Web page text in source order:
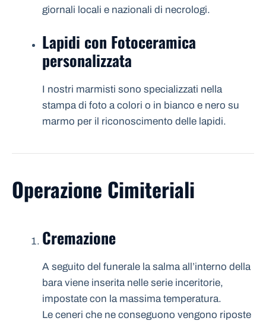
giornali locali e nazionali di necrologi.
Lapidi con Fotoceramica
personalizzata
I nostri marmisti sono specializzati nella
stampa di foto a colori o in bianco e nero su
marmo per il riconoscimento delle lapidi.
Operazione Cimiteriali
Cremazione
A seguito del funerale la salma all’interno della
bara viene inserita nelle serie inceritorie,
impostate con la massima temperatura.
Le ceneri che ne conseguono vengono riposte